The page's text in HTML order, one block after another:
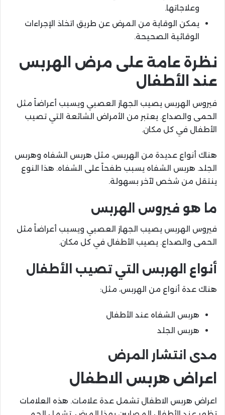
وعلاجاتها.
يمكن الوقاية من المرض عن طريق اتخاذ الإجراءات
الوقائية الصحيحة.
نظرة عامة على مرض الهربس
عند الأطفال
فيروس الهربس يصيب الجهاز العصبي ويسبب أعراضاً مثل
الحمى والصداع. يعتبر من الأمراض الشائعة التي تصيب
الأطفال في كل مكان.
هناك أنواع عديدة من الهربس، مثل هربس الشفاه وهربس
الجلد. هربس الشفاه يسبب طفحاً على الشفاه. هذا النوع
ينتقل من شخص لآخر بسهولة.
ما هو فيروس الهربس
فيروس الهربس يصيب الجهاز العصبي ويسبب أعراضاً مثل
الحمى والصداع. يصيب الأطفال في كل مكان.
أنواع الهربس التي تصيب الأطفال
هناك عدة أنواع من الهربس، مثل:
هربس الشفاه عند الأطفال
هربس الجلد
مدى انتشار المرض
اعراض هربس الاطفال
اعراض هربس الاطفال تشمل عدة علامات. هذه العلامات